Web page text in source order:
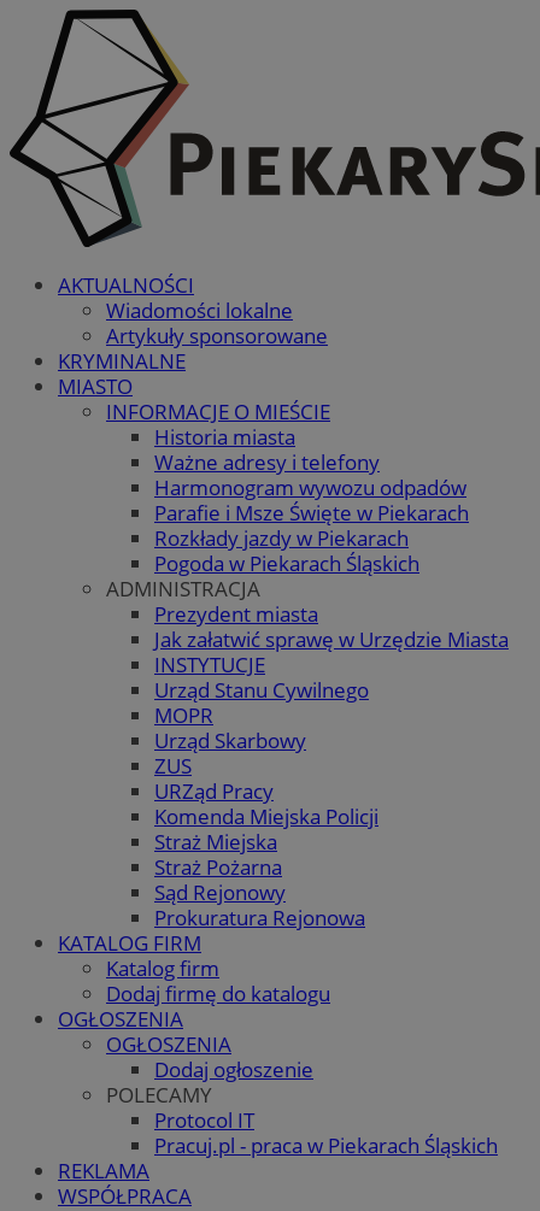
AKTUALNOŚCI
Wiadomości lokalne
Artykuły sponsorowane
KRYMINALNE
MIASTO
INFORMACJE O MIEŚCIE
Historia miasta
Ważne adresy i telefony
Harmonogram wywozu odpadów
Parafie i Msze Święte w Piekarach
Rozkłady jazdy w Piekarach
Pogoda w Piekarach Śląskich
ADMINISTRACJA
Prezydent miasta
Jak załatwić sprawę w Urzędzie Miasta
INSTYTUCJE
Urząd Stanu Cywilnego
MOPR
Urząd Skarbowy
ZUS
URZąd Pracy
Komenda Miejska Policji
Straż Miejska
Straż Pożarna
Sąd Rejonowy
Prokuratura Rejonowa
KATALOG FIRM
Katalog firm
Dodaj firmę do katalogu
OGŁOSZENIA
OGŁOSZENIA
Dodaj ogłoszenie
POLECAMY
Protocol IT
Pracuj.pl - praca w Piekarach Śląskich
REKLAMA
WSPÓŁPRACA